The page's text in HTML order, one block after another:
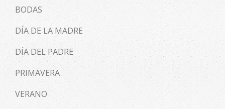
BODAS
DÍA DE LA MADRE
DÍA DEL PADRE
PRIMAVERA
VERANO